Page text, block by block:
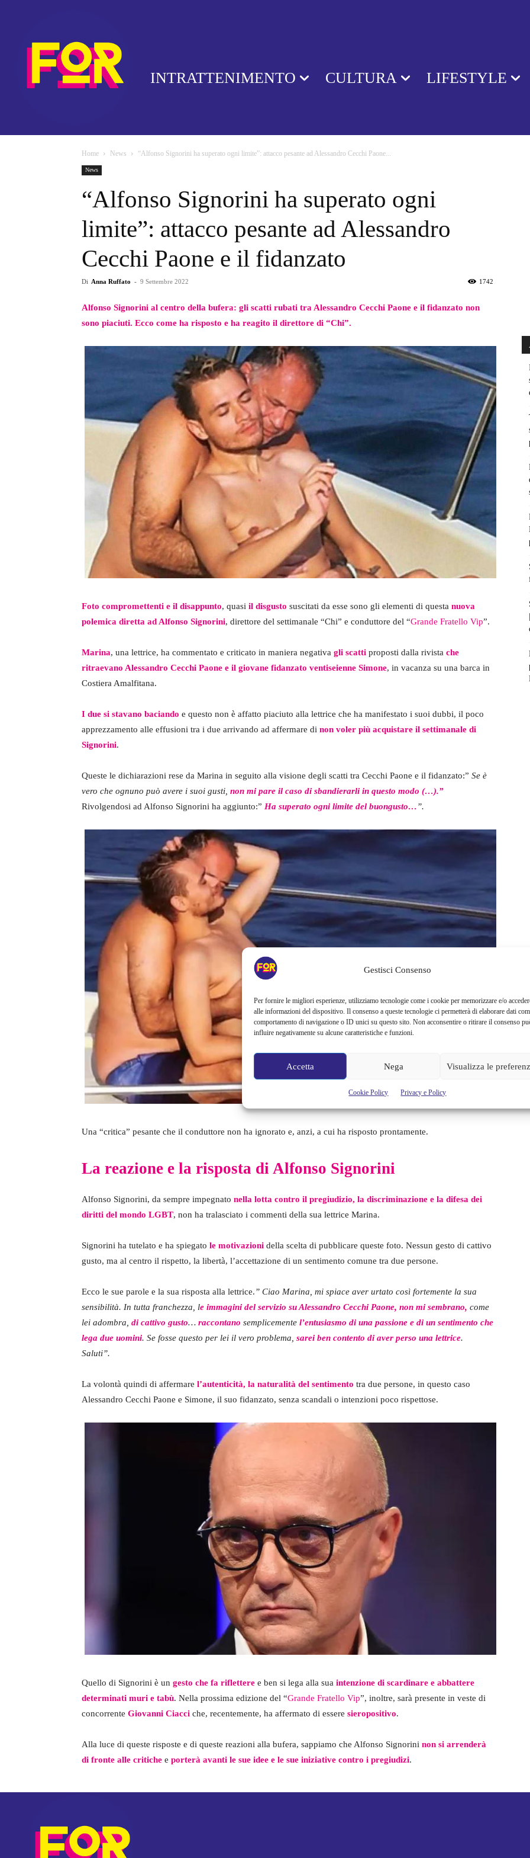
Gestisci Consenso
Per fornire le migliori esperienze, utilizziamo tecnologie come i cookie per memorizzare e/o
alle informazioni del dispositivo. Il consenso a queste tecnologie ci permetterà di elaborare dati
comportamento di navigazione o ID unici su questo sito. Non acconsentire o ritirare il consenso
influire negativamente su alcune caratteristiche e funzioni.
Accetta Nega Visualizza le
Cookie Policy Privacy e Policy
INTRATTENIMENTO CULTURA LIFESTYLE
Home News “Alfonso Signorini ha superato ogni limite”: attacco pesante ad Alessandro Cecchi Paone...
News
“Alfonso Signorini ha superato ogni
limite”: attacco pesante ad Alessandro
Cecchi Paone e il fidanzato
Di Anna Ruffato - 9 Settembre 2022 1742
Alfonso Signorini al centro della bufera: gli scatti rubati tra Alessandro Cecchi Paone e il fidanzato non
sono piaciuti. Ecco come ha risposto e ha reagito il direttore di “Chi”.
Foto compromettenti e il disappunto, quasi il disgusto suscitati da esse sono gli elementi di questa nuova
polemica diretta ad Alfonso Signorini, direttore del settimanale “Chi” e conduttore del “Grande Fratello Vip”.
Marina, una lettrice, ha commentato e criticato in maniera negativa gli scatti proposti dalla rivista che
ritraevano Alessandro Cecchi Paone e il giovane fidanzato ventiseienne Simone, in vacanza su una barca in
Costiera Amalfitana.
I due si stavano baciando e questo non è affatto piaciuto alla lettrice che ha manifestato i suoi dubbi, il poco
apprezzamento alle effusioni tra i due arrivando ad affermare di non voler più acquistare il settimanale di
Signorini.
Queste le dichiarazioni rese da Marina in seguito alla visione degli scatti tra Cecchi Paone e il fidanzato:” Se è
vero che ognuno può avere i suoi gusti, non mi pare il caso di sbandierarli in questo modo (…).”
Rivolgendosi ad Alfonso Signorini ha aggiunto:” Ha superato ogni limite del buongusto…”.
Una “critica” pesante che il conduttore non ha ignorato e, anzi, a cui ha risposto prontamente.
La reazione e la risposta di Alfonso Signorini
Alfonso Signorini, da sempre impegnato nella lotta contro il pregiudizio, la discriminazione e la difesa dei
diritti del mondo LGBT, non ha tralasciato i commenti della sua lettrice Marina.
Signorini ha tutelato e ha spiegato le motivazioni della scelta di pubblicare queste foto. Nessun gesto di cattivo
gusto, ma al centro il rispetto, la libertà, l’accettazione di un sentimento comune tra due persone.
Ecco le sue parole e la sua risposta alla lettrice.” Ciao Marina, mi spiace aver urtato così fortemente la sua
sensibilità. In tutta franchezza, le immagini del servizio su Alessandro Cecchi Paone, non mi sembrano, come
lei adombra, di cattivo gusto… raccontano semplicemente l’entusiasmo di una passione e di un sentimento che
lega due uomini. Se fosse questo per lei il vero problema, sarei ben contento di aver perso una lettrice.
Saluti”.
La volontà quindi di affermare l’autenticità, la naturalità del sentimento tra due persone, in questo caso
Alessandro Cecchi Paone e Simone, il suo fidanzato, senza scandali o intenzioni poco rispettose.
Quello di Signorini è un gesto che fa riflettere e ben si lega alla sua intenzione di scardinare e abbattere
determinati muri e tabù. Nella prossima edizione del “Grande Fratello Vip”, inoltre, sarà presente in veste di
concorrente Giovanni Ciacci che, recentemente, ha affermato di essere sieropositivo.
Alla luce di queste risposte e di queste reazioni alla bufera, sappiamo che Alfonso Signorini non si arrenderà
di fronte alle critiche e porterà avanti le sue idee e le sue iniziative contro i pregiudizi.